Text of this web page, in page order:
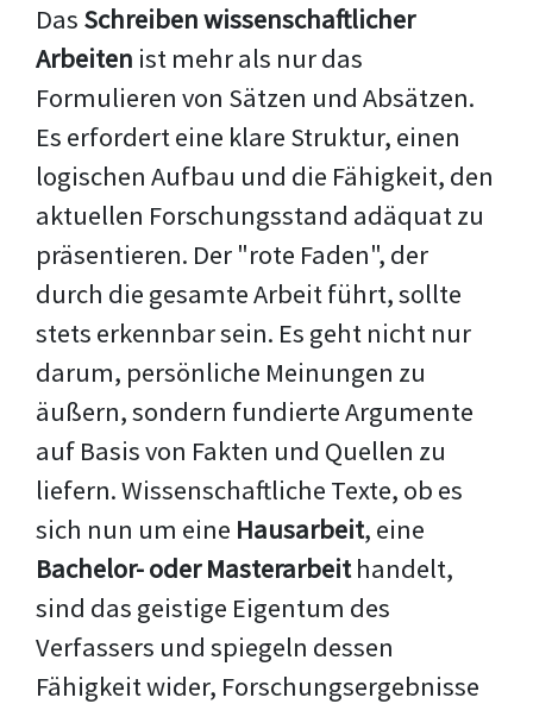
Das Schreiben wissenschaftlicher
Arbeiten ist mehr als nur das
Formulieren von Sätzen und Absätzen.
Es erfordert eine klare Struktur, einen
logischen Aufbau und die Fähigkeit, den
aktuellen Forschungsstand adäquat zu
präsentieren. Der "rote Faden", der
durch die gesamte Arbeit führt, sollte
stets erkennbar sein. Es geht nicht nur
darum, persönliche Meinungen zu
äußern, sondern fundierte Argumente
auf Basis von Fakten und Quellen zu
liefern. Wissenschaftliche Texte, ob es
sich nun um eine Hausarbeit, eine
Bachelor- oder Masterarbeithandelt,
sind das geistige Eigentum des
Verfassers und spiegeln dessen
Fähigkeit wider, Forschungsergebnisse